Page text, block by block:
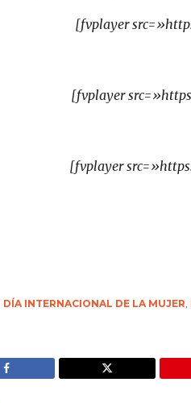
[fvplayer
[fvplayer
[fvplayer
DÍA INTERNACIONAL DE LA MUJER,